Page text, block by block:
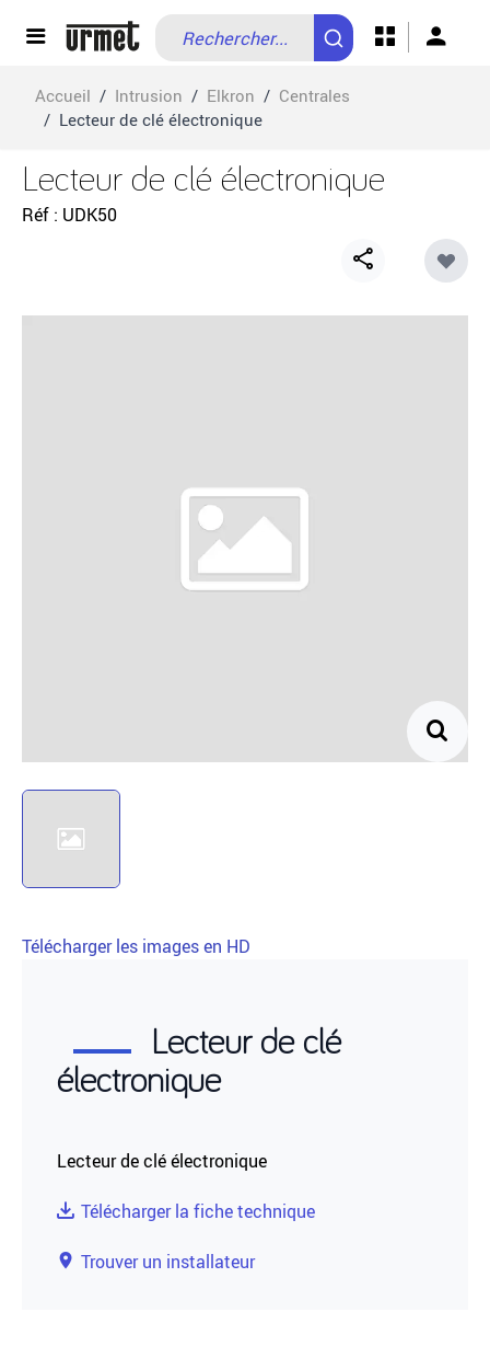
Accueil / Intrusion / Elkron / Centrales
/ Lecteur de clé électronique
Lecteur de clé électronique
Réf UDK50
Lecteur de clé
électronique
Lecteur de clé électronique
Télécharger la fiche technique
Trouver un installateur
Télécharger les images en HD